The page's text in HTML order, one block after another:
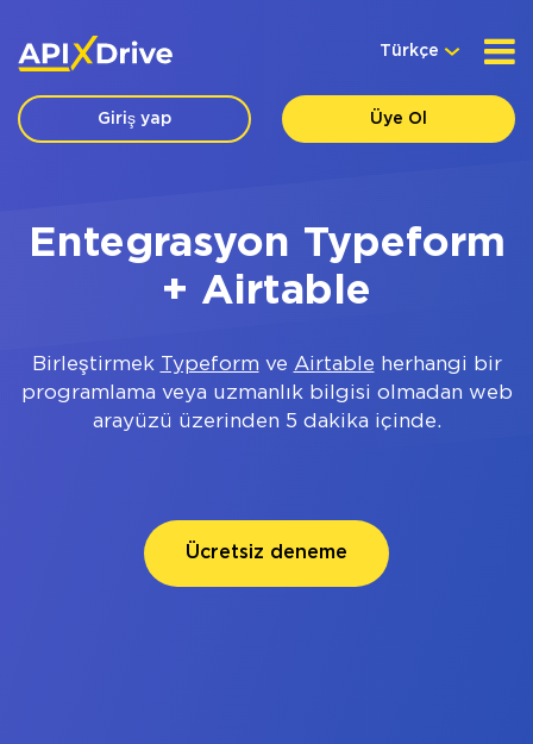
Türkçe
Giriş yap Üye Ol
Entegrasyon Typeform
+ Airtable
Birleştirmek Typeform ve Airtable herhangi bir
programlama veya uzmanlık bilgisi olmadan web
arayüzü üzerinden 5 dakika içinde.
Ücretsiz deneme